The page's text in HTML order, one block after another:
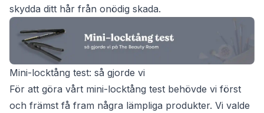
skydda ditt hår från onödig skada.
Mini-locktång test: så gjorde vi
För att göra vårt mini-locktång test behövde vi först
och främst få fram några lämpliga produkter. Vi valde